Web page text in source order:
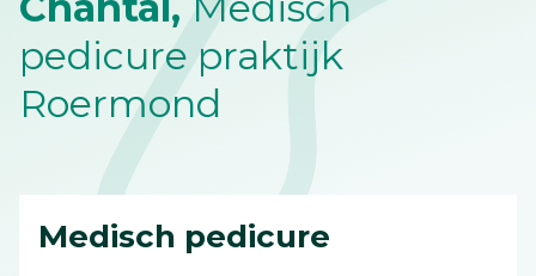
pedicure praktijk
Roermond
Medisch pedicure